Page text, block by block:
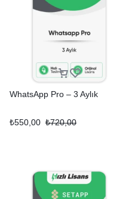
WhatsApp Pro – 3 Aylık
₺550,00 ₺720,00